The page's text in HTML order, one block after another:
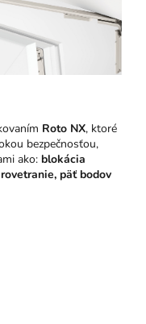
Roto NX, ktoré
bezpečnosťou,
ako: blokácia
päť bodov